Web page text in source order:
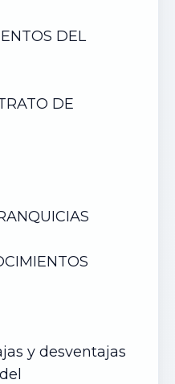
DEL
DE
y desventajas